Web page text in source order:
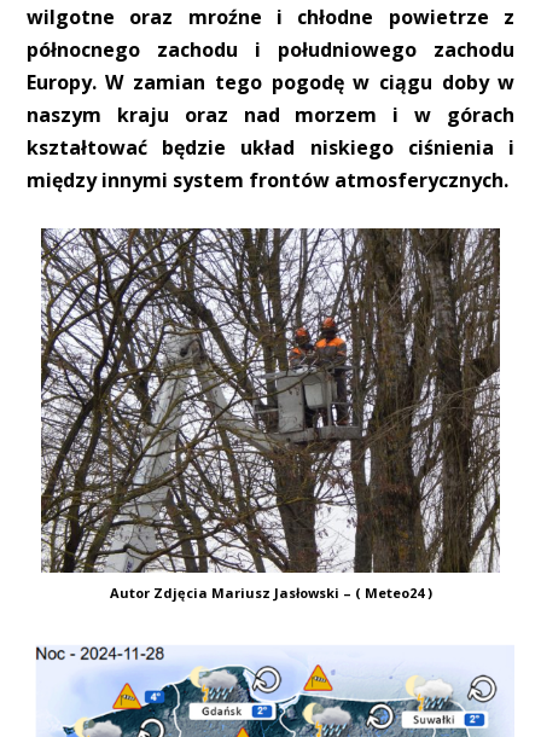
wilgotne oraz mroźne i chłodne powietrze z
północnego zachodu i południowego zachodu
Europy. W zamian tego pogodę w ciągu doby w
naszym kraju oraz nad morzem i w górach
kształtować będzie układ niskiego ciśnienia i
między innymi system frontów atmosferycznych.
Autor Zdjęcia Mariusz Jasłowski – ( Meteo24 )